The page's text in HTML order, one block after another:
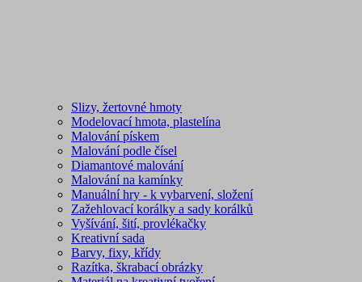
Slizy, žertovné hmoty
Modelovací hmota, plastelína
Malování pískem
Malování podle čísel
Diamantové malování
Malování na kamínky
Manuální hry - k vybarvení, složení
Zažehlovací korálky a sady korálků
Vyšívání, šití, provlékačky
Kreativní sada
Barvy, fixy, křídy
Razítka, škrabací obrázky